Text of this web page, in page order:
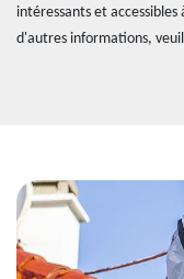
intéressants et accessibles
d'autres informations,